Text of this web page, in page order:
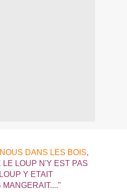
DANS LES BOIS,
LE LOUP N'Y EST PAS
Y ETAIT
MANGERAIT...."